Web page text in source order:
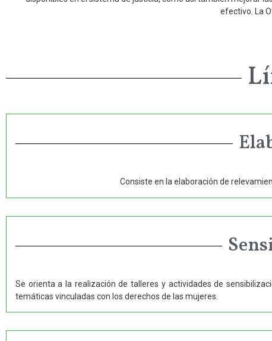
efectivo. La
Consiste en la elaboración de
Se orienta a la realización de talleres y actividades de
temáticas vinculadas con los derechos de las mujeres.